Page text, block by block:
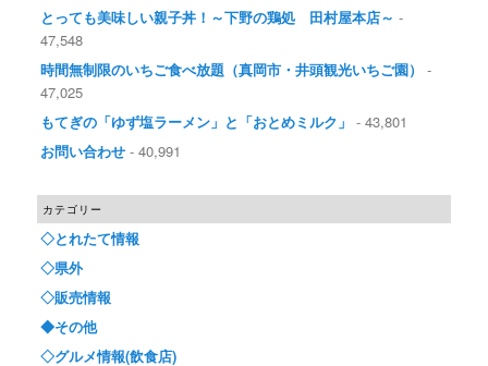
とっても美味しい親子丼！～下野の鶏処 田村屋本店～ -
47,548
時間無制限のいちご食べ放題（真岡市・井頭観光いちご園）
-
47,025
もてぎの「ゆず塩ラーメン」と「おとめミルク」 - 43,801
お問い合わせ - 40,991
カテゴリー
◇とれたて情報
◇県外
◇販売情報
◆その他
◇グルメ情報(飲食店)